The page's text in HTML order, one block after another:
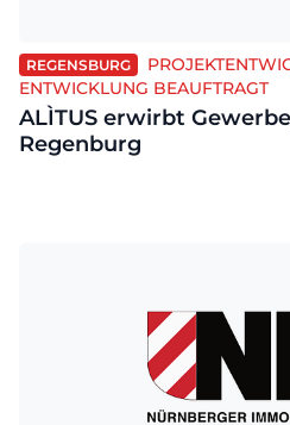
REGENSBURG
ENTWICKLUNG BEAUFTRAGT
ALÌTUS erwirbt
Regenburg